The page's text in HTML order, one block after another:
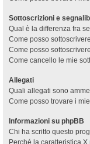
Sottoscrizioni e
Qual è la differenza fra
Come posso
Come posso
Come cancello le mie
Allegati
Quali allegati sono
Come posso trovare i
Informazioni su phpBB
Chi ha scritto questo
Perché la caratteristica